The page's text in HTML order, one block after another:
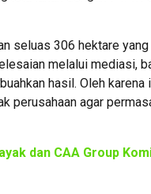
seluas 306 hektare
melalui mediasi,
hasil. Oleh karena
perusahaan agar
dan CAA Group